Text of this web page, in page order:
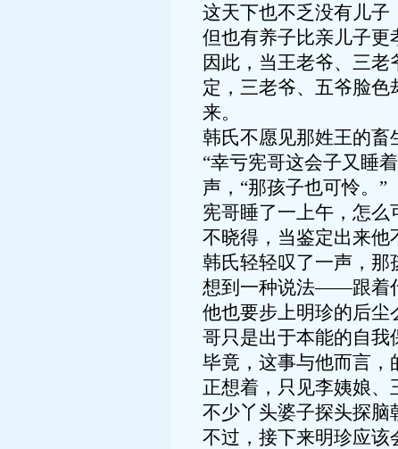
这天下也不乏没有儿子
但也有养子比亲儿子更
因此，当王老爷、三
定，三老爷、五爷脸
来。
韩氏不愿见那姓王的畜
“幸亏宪哥这会子又睡
声，“那孩子也可怜。”
宪哥睡了一上午，怎
不晓得，当鉴定出来他
韩氏轻轻叹了一声，
想到一种说法——跟着
他也要步上明珍的后尘
哥只是出于本能的自我
毕竟，这事与他而言，
正想着，只见李姨娘
不少丫头婆子探头探脑
不过，接下来明珍应该